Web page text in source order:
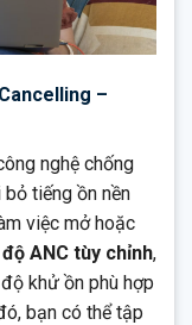
–
nghệ chống
tiếng ồn nền
việc mở hoặc
ANC tùy chỉnh,
khử ồn phù hợp
bạn có thể tập